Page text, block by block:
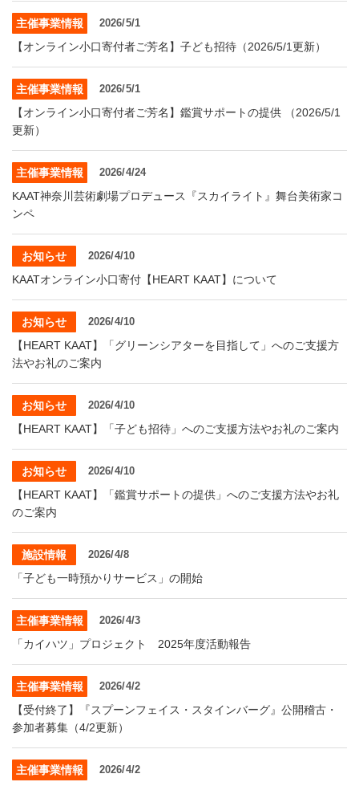
主催事業情報 2026/5/1
【オンライン小口寄付者ご芳名】子ども招待（2026/5/1更新）
主催事業情報 2026/5/1
【オンライン小口寄付者ご芳名】鑑賞サポートの提供 （2026/5/1
更新）
主催事業情報 2026/4/24
KAAT神奈川芸術劇場プロデュース『スカイライト』舞台美術家コ
ンペ
お知らせ 2026/4/10
KAATオンライン小口寄付【HEART KAAT】について
お知らせ 2026/4/10
【HEART KAAT】「グリーンシアターを目指して」へのご支援方
法やお礼のご案内
お知らせ 2026/4/10
【HEART KAAT】「子ども招待」へのご支援方法やお礼のご案内
お知らせ 2026/4/10
【HEART KAAT】「鑑賞サポートの提供」へのご支援方法やお礼
のご案内
施設情報 2026/4/8
「子ども一時預かりサービス」の開始
主催事業情報 2026/4/3
「カイハツ」プロジェクト 2025年度活動報告
主催事業情報 2026/4/2
【受付終了】『スプーンフェイス・スタインバーグ』公開稽古・
参加者募集（4/2更新）
主催事業情報 2026/4/2